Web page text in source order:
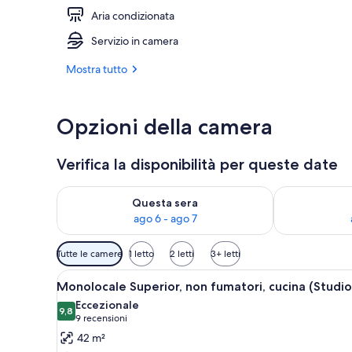
Aria condizionata
Servizio in camera
Mostra tutto
Opzioni della camera
Verifica la disponibilità per queste date
Questa sera
ago 6 - ago 7
Verifica la disponibilità per questa sera, ago 6 - ago 7
Verifica la
Filtri
disponibili
per
le
camere
Tutte le camere 1 letto 2 letti 3+ letti
Apri
tutte
le
foto
Camera d'albergo con un
10
Monolocale Superior, non fumatori, cucina
9,89,8 su 10
Eccezionale
9 recensioni
(9
recensioni)
42 m²